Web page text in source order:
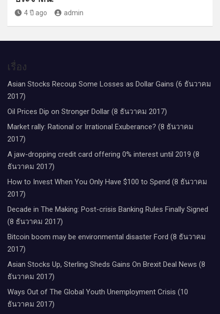
4 ปี ago admin
เรื่อง
Asian Stocks Recoup Some Losses as Dollar Gains (6 ธันวาคม
2017)
Oil Prices Dip on Stronger Dollar (8 ธันวาคม 2017)
Market rally: Rational or Irrational Exuberance? (8 ธันวาคม
2017)
A jaw-dropping credit card offering 0% interest until 2019 (8
ธันวาคม 2017)
How to Invest When You Only Have $100 to Spend (8 ธันวาคม
2017)
Decade in The Making: Post-crisis Banking Rules Finally Signed
(8 ธันวาคม 2017)
Bitcoin boom may be environmental disaster Ford (8 ธันวาคม
2017)
Asian Stocks Up, Sterling Sheds Gains On Brexit Deal News (8
ธันวาคม 2017)
Ways Out of The Global Youth Unemployment Crisis (10
ธันวาคม 2017)